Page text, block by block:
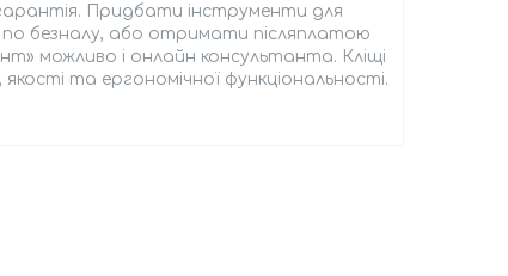
Придбати інструменти для
по безналу, або отримати післяплатою
можливо і онлайн консультанта. Кліщі
та ергономічної функціональності.